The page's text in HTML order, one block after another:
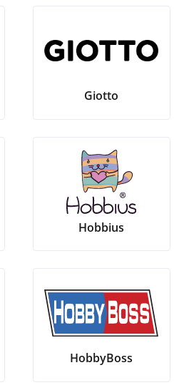
Giotto
Hobbius
HobbyBoss